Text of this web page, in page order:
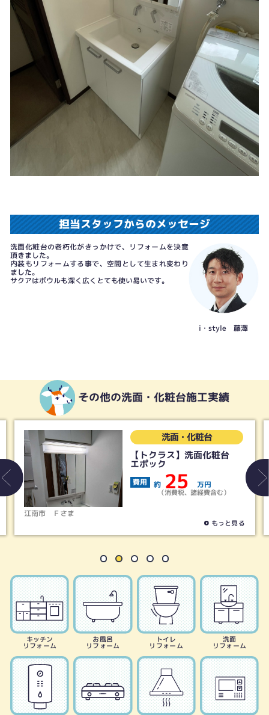
担当スタッフからのメッセージ
洗面化粧台の老朽化がきっかけで、リフォームを決意
頂きました。
内装もリフォームする事で、空間として生まれ変わり
ました。
サクアはボウルも深く広くとても使い易いです。
i・style 藤澤
その他の洗面・化粧台施工実績
江南市 Ｆさま
洗面・化粧台
【トクラス】洗面化粧台
エポック
費用 約 25 万円
（消費税、諸経費含む）
もっと見る
キッチン
リフォーム
お風呂
リフォーム
トイレ
リフォーム
洗面
リフォーム